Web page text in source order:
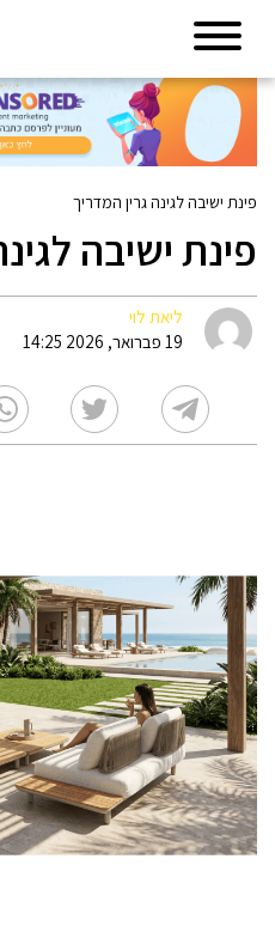
פינת ישיבה לגינה גרין המדריך
פינת ישיבה
ליאת לוי
19 פברואר, 2026 14:25